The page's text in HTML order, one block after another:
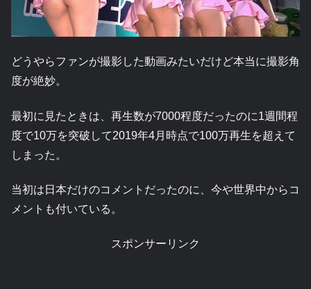
どうやらファンが撮影した動画みたいだけど本当に撮影角
度が絶妙。
最初に見たときは、再生数が7000程度だったのに1週間程
度で10万を突破して2019年4月時点で100万再生を超えて
しまった。
当初は日本だけのコメントだったのに、今や世界中からコ
メントも付いている。
スポンサーリンク